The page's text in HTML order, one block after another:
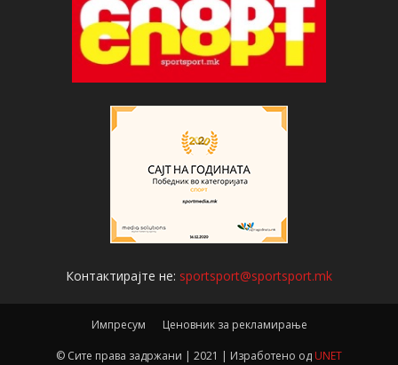
Контактирајте не: sportsport@sportsport.mk
Импресум Ценовник за рекламирање
© Сите права задржани | 2021 | Изработено од UNET